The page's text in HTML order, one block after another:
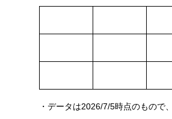
・データは2026/7/5時点のもので、